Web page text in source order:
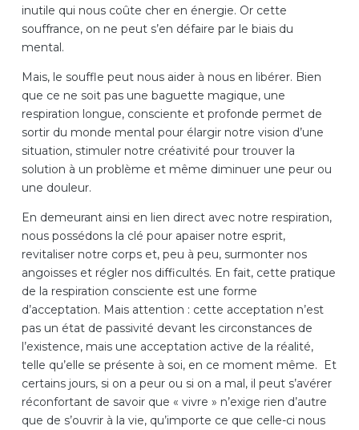
inutile qui nous coûte cher en énergie. Or cette
souffrance, on ne peut s’en défaire par le biais du
mental.
Mais, le souffle peut nous aider à nous en libérer. Bien
que ce ne soit pas une baguette magique, une
respiration longue, consciente et profonde permet de
sortir du monde mental pour élargir notre vision d’une
situation, stimuler notre créativité pour trouver la
solution à un problème et même diminuer une peur ou
une douleur.
En demeurant ainsi en lien direct avec notre respiration,
nous possédons la clé pour apaiser notre esprit,
revitaliser notre corps et, peu à peu, surmonter nos
angoisses et régler nos difficultés. En fait, cette pratique
de la respiration consciente est une forme
d’acceptation. Mais attention : cette acceptation n’est
pas un état de passivité devant les circonstances de
l’existence, mais une acceptation active de la réalité,
telle qu’elle se présente à soi, en ce moment même. Et
certains jours, si on a peur ou si on a mal, il peut s’avérer
réconfortant de savoir que « vivre » n’exige rien d’autre
que de s’ouvrir à la vie, qu’importe ce que celle-ci nous